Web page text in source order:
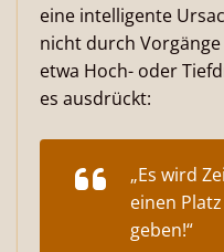
eine intelligente
nicht durch
etwa Hoch- oder
es ausdrückt:
„Es wird
einen
geben!“